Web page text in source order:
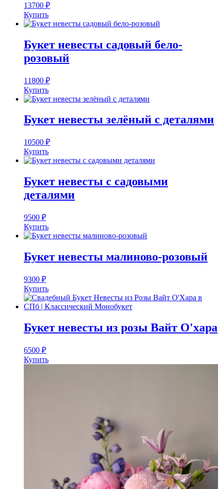
13700 ₽
Купить
Букет невесты садовый бело-
розовый
11800 ₽
Купить
Букет невесты зелёный с деталями
10500 ₽
Купить
Букет невесты с садовыми
деталями
9500 ₽
Купить
Букет невесты малиново-розовый
9300 ₽
Купить
Букет невесты из розы Вайт О'хара
6500 ₽
Купить